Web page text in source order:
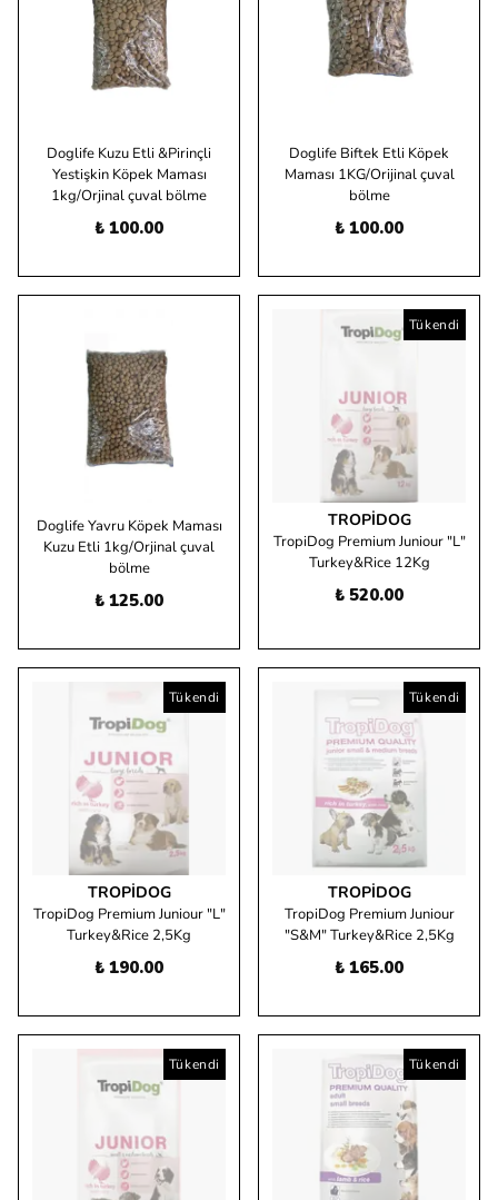
Doglife Kuzu Etli &Pirinçli
Yestişkin Köpek Maması
1kg/Orjinal çuval bölme
₺ 100.00
Doglife Biftek Etli Köpek
Maması 1KG/Orijinal çuval
bölme
₺ 100.00
Doglife Yavru Köpek Maması
Kuzu Etli 1kg/Orjinal çuval
bölme
₺ 125.00
Tükendi
TROPIDOG
TropiDog Premium Juniour "L"
Turkey&Rice 12Kg
₺ 520.00
Tükendi
TROPIDOG
TropiDog Premium Juniour "L"
Turkey&Rice 2,5Kg
₺ 190.00
Tükendi
TROPIDOG
TropiDog Premium Juniour
"S&M" Turkey&Rice 2,5Kg
₺ 165.00
Tükendi Tükendi